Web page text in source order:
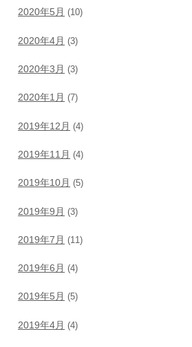
2020年5月 (10)
2020年4月 (3)
2020年3月 (3)
2020年1月 (7)
2019年12月 (4)
2019年11月 (4)
2019年10月 (5)
2019年9月 (3)
2019年7月 (11)
2019年6月 (4)
2019年5月 (5)
2019年4月 (4)